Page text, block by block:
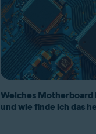
Welches Motherboard
und wie finde ich das